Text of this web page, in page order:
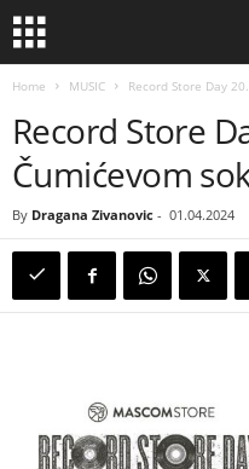
Home MUSIC Record Store Day
Record Store
Čumićevom
By Dragana Zivanovic - 01.04.2024